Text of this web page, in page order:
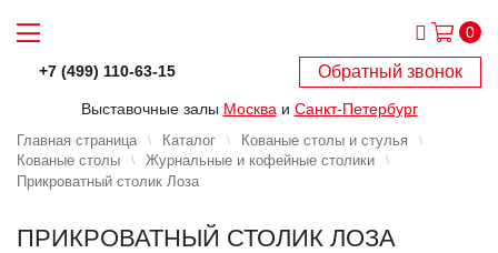
0
+7 (499) 110-63-15 Обратный звонок
Выставочные залы Москва и Санкт-Петербург
Главная страница Каталог
Кованые столы и стулья
Кованые столы
Журнальные и кофейные столики
Прикроватный столик Лоза
ПРИКРОВАТНЫЙ СТОЛИК ЛОЗА